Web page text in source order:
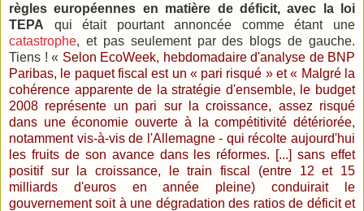
règles européennes en matière de déficit, avec la loi
TEPA qui était pourtant annoncée comme étant une
catastrophe, et pas seulement par des blogs de gauche.
Tiens ! « Selon EcoWeek, hebdomadaire d'analyse de BNP
Paribas, le paquet fiscal est un « pari risqué » et « Malgré la
cohérence apparente de la stratégie d'ensemble, le budget
2008 représente un pari sur la croissance, assez risqué
dans une économie ouverte à la compétitivité détériorée,
notamment vis-à-vis de l'Allemagne - qui récolte aujourd'hui
les fruits de son avance dans les réformes. [...] sans effet
positif sur la croissance, le train fiscal (entre 12 et 15
milliards d'euros en année pleine) conduirait le
gouvernement soit à une dégradation des ratios de déficit et